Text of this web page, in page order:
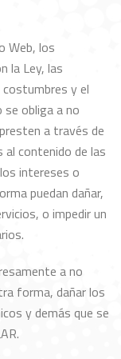
Web, los
la Ley, las
costumbres y el
se obliga a no
a través de
contenido de las
intereses o
puedan dañar,
o impedir un
a no
forma, dañar los
y demás que se